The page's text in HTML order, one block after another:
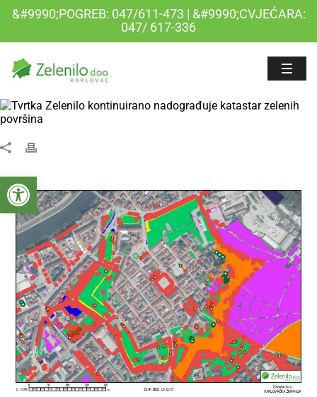
Open toolbar
&#9990;POGREB: 047/611-473 | &#9990;CVJEĆARA:
047/ 617-336